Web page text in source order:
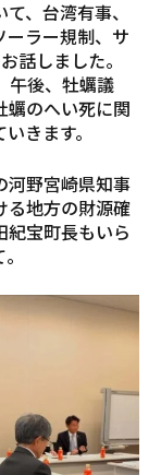
、台湾有事、
ラー規制、サ
話しました。
午後、牡蠣議
蠣のへい死に関
きます。
河野宮崎県知事
る地方の財源確
宝町長もいら